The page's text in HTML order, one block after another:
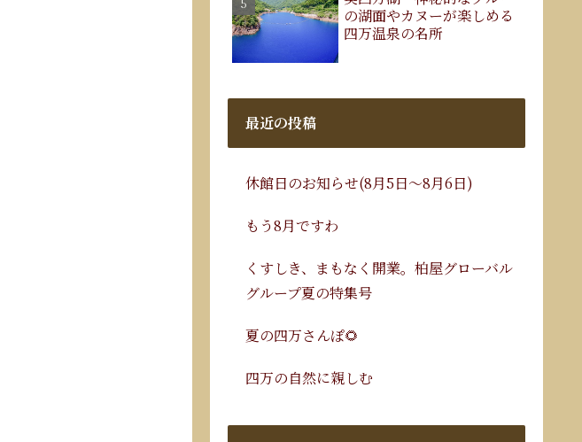
の湖面やカヌーが楽しめる
四万温泉の名所
最近の投稿
休館日のお知らせ(8月5日～8月6日)
もう8月ですわ
くすしき、まもなく開業。柏屋グローバル
グループ夏の特集号
夏の四万さんぽ🌻
四万の自然に親しむ